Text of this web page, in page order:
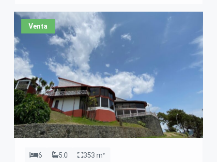
Area construida casa principal: 236,3 […]
Venta
6 5.0 353 m²